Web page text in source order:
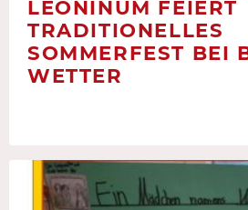
LEONINUM FEIERT
TRADITIONELLES
SOMMERFEST BEI
WETTER